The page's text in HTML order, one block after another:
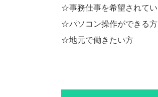
☆事務仕事を希望されて
☆パソコン操作ができる方
☆地元で働きたい方